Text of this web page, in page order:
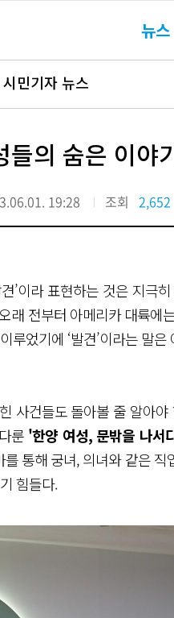
요뉴스
시민기자 뉴스
의 숨은 이야
19:28 조회 2,652
’이라 표현하는 것은 지극
래 전부터 아메리카 대륙에
루었기에 ‘발견’이라는 말
사건들도 돌아볼 줄 알아야
룬 '한양 여성, 문밖을 나서
통해 궁녀, 의녀와 같은 직
힘들다.